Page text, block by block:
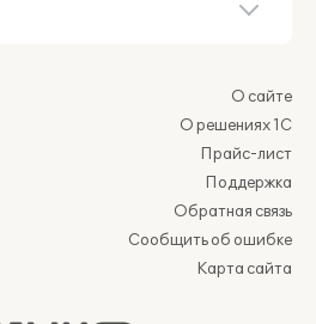
О сайте
О решениях 1С
Прайс-лист
Поддержка
Обратная связь
Сообщить об ошибке
Карта сайта